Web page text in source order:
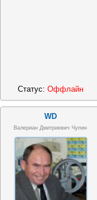
Статус: Оффлайн
WD
Валериан Дмитриевич Чупин